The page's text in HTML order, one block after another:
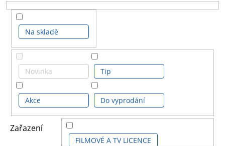
Na skladě
Novinka Tip
Akce Do vyprodání
Zařazení
FILMOVÉ A TV LICENCE